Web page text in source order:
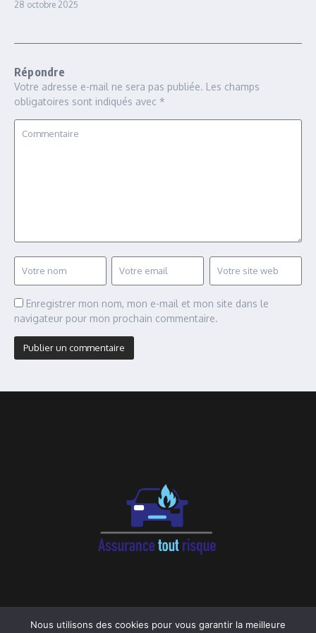
28 octobre 2025
Répondre
Votre adresse e-mail ne sera pas publiée. Les champs
obligatoires sont indiqués avec *
Enregistrer mon nom, mon e-mail et mon site dans le
navigateur pour mon prochain commentaire.
Nous utilisons des cookies pour vous garantir la meilleure